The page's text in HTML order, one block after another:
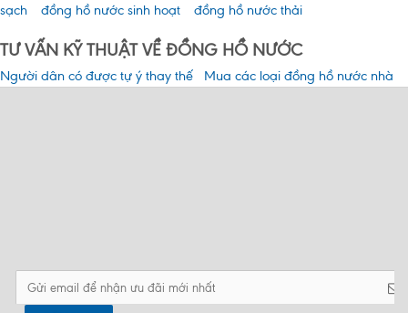
sạch
đồng hồ nước sinh hoạt đồng hồ nước thải
TƯ VẤN KỸ THUẬT VỀ ĐỒNG HỒ NƯỚC
Người dân có được tự ý thay thế
Mua các loại đồng hồ nước nhà